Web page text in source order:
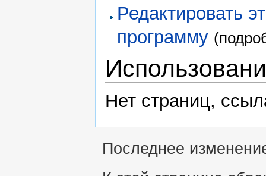
Редактировать
программу
Нет страниц,
Последнее